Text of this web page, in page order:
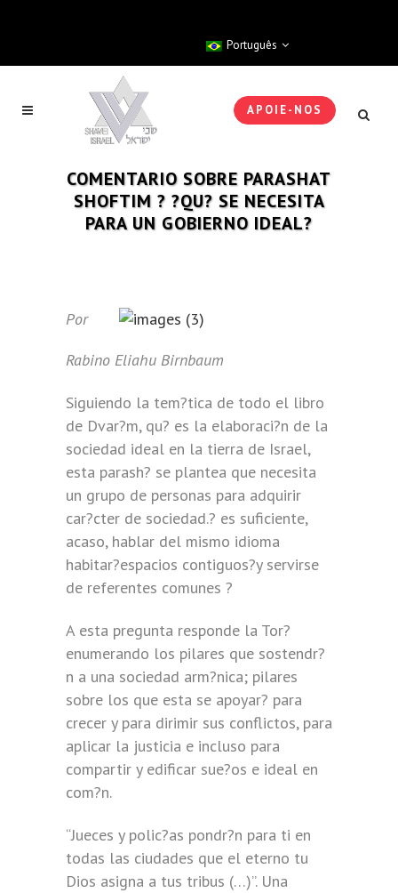
Português
APOIE-NOS
COMENTARIO SOBRE PARASHAT
SHOFTIM ? ?QU? SE NECESITA
PARA UN GOBIERNO IDEAL?
Por
Rabino Eliahu Birnbaum
Siguiendo la tem?tica de todo el libro
de Dvar?m, qu? es la elaboraci?n de la
sociedad ideal en la tierra de Israel,
esta parash? se plantea que necesita
un grupo de personas para adquirir
car?cter de sociedad.? es suficiente,
acaso, hablar del mismo idioma
habitar?espacios contiguos?y servirse
de referentes comunes ?
A esta pregunta responde la Tor?
enumerando los pilares que sostendr?
n a una sociedad arm?nica; pilares
sobre los que esta se apoyar? para
crecer y para dirimir sus conflictos, para
aplicar la justicia e incluso para
compartir y edificar sue?os e ideal en
com?n.
“Jueces y polic?as pondr?n para ti en
todas las ciudades que el eterno tu
Dios asigna a tus tribus (…)”. Una